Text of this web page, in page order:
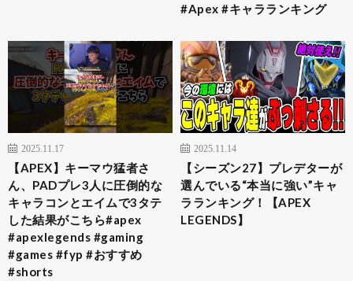
#Apex #キャラランキング
2025.11.17
【APEX】キーマウ猛者さ
ん、PADプレ3人に圧倒的な
キャラコンとエイムで3タテ
した結果がこちら#apex
#apexlegends #gaming
#games #fyp #おすすめ
#shorts
2025.11.14
【シーズン27】プレデターが
選んでいる“本当に強い”キャ
ラランキング！【APEX
LEGENDS】